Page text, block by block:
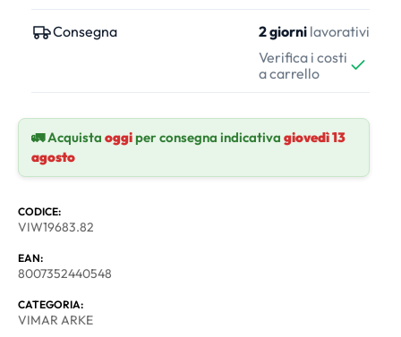
Consegna 2 giorni lavorativi
Verifica i costi
a carrello
🚛 Acquista oggiper consegna indicativa giovedì 13
agosto
CODICE:
VIW19683.82
EAN:
8007352440548
CATEGORIA:
VIMAR ARKE